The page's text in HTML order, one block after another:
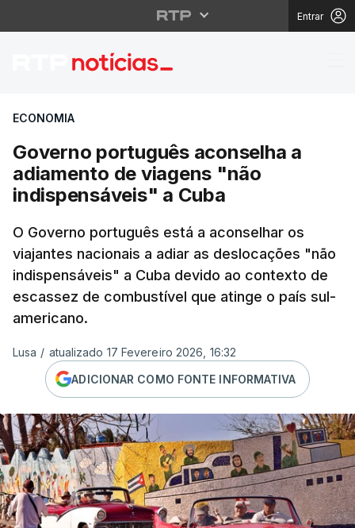
Entrar
Governo português
ECONOMIA
Governo português aconselha a
adiamento de viagens "não
indispensáveis" a Cuba
O Governo português está a aconselhar os
viajantes nacionais a adiar as deslocações "não
indispensáveis" a Cuba devido ao contexto de
escassez de combustível que atinge o país sul-
americano.
Lusa / atualizado 17 Fevereiro 2026, 16:32
ADICIONAR COMO FONTE INFORMATIVA